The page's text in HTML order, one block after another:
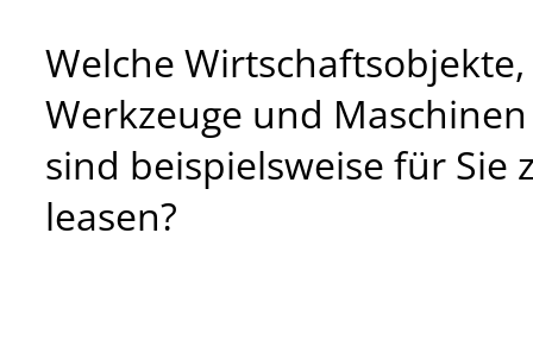
Welche Wirtschaftsobjekte,
Werkzeuge und Maschinen
sind beispielsweise für Sie
leasen?